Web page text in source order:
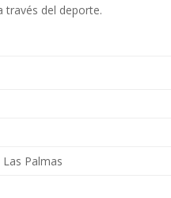
través del deporte.
Palmas